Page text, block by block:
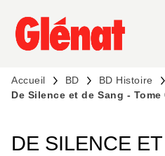
MENU RECHERCHE
PIED DE PAGE
Accueil BD
BD Histoire
De Silence et de Sang - Tome
DE SILENCE